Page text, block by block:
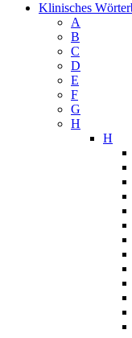
Klinisches
A
B
C
D
E
F
G
H
H